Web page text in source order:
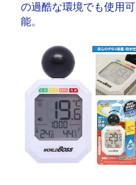
の過酷な環境でも使用可
能。